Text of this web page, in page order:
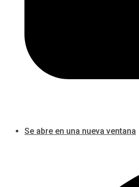
Se abre en una nueva ventana